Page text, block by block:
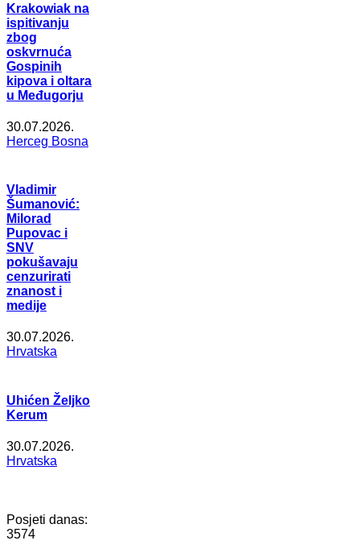
Krakowiak na
ispitivanju
zbog
oskvrnuća
Gospinih
kipova i oltara
u Međugorju
30.07.2026.
Herceg Bosna
Vladimir
Šumanović:
Milorad
Pupovac i
SNV
pokušavaju
cenzurirati
znanost i
medije
30.07.2026.
Hrvatska
Uhićen Željko
Kerum
30.07.2026.
Hrvatska
Posjeti danas:
3574